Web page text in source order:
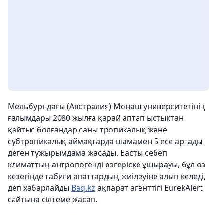
Мельбурндағы (Австралия) Монаш университетінің
ғалымдары 2080 жылға қарай аптап ыстықтан
қайтыс болғандар саны тропикалық және
субтропикалық аймақтарда шамамен 5 есе артады
деген тұжырымдама жасады. Басты себеп
климаттың антропогенді өзгеріске ұшырауы, бұл өз
кезегінде табиғи апаттардың жиілеуіне алып келеді,
деп хабарлайды Baq.kz ақпарат агенттігі EurekAlert
сайтына сілтеме жасап.